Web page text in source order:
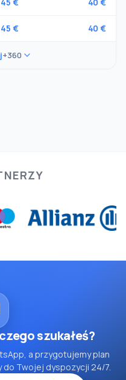
45 € 40 €
+360
szukałeś?
a przygotujemy plan
Twojej dyspozycji 24/7.